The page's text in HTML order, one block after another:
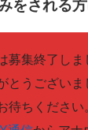
をされる方
募集終了しま
とうござい
待ちくださ